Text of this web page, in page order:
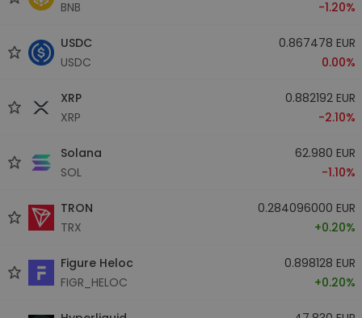
BNB
-1.20%
USDC
USDC
0.867478 EUR
0.00%
XRP
XRP
0.882192 EUR
-2.10%
Solana
SOL
62.980 EUR
-1.10%
TRON
TRX
0.284096000 EUR
+0.20%
Figure Heloc
FIGR_HELOC
0.898128 EUR
+0.20%